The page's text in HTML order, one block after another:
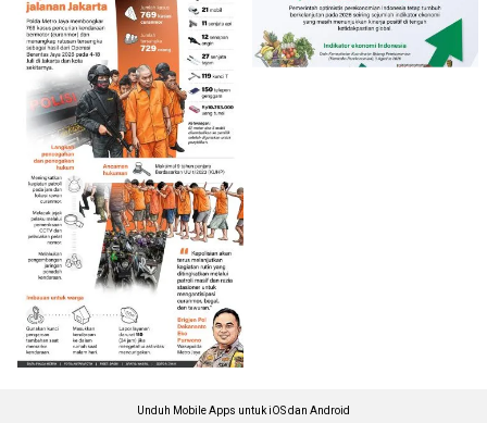
Unduh Mobile Apps untuk iOS dan Android